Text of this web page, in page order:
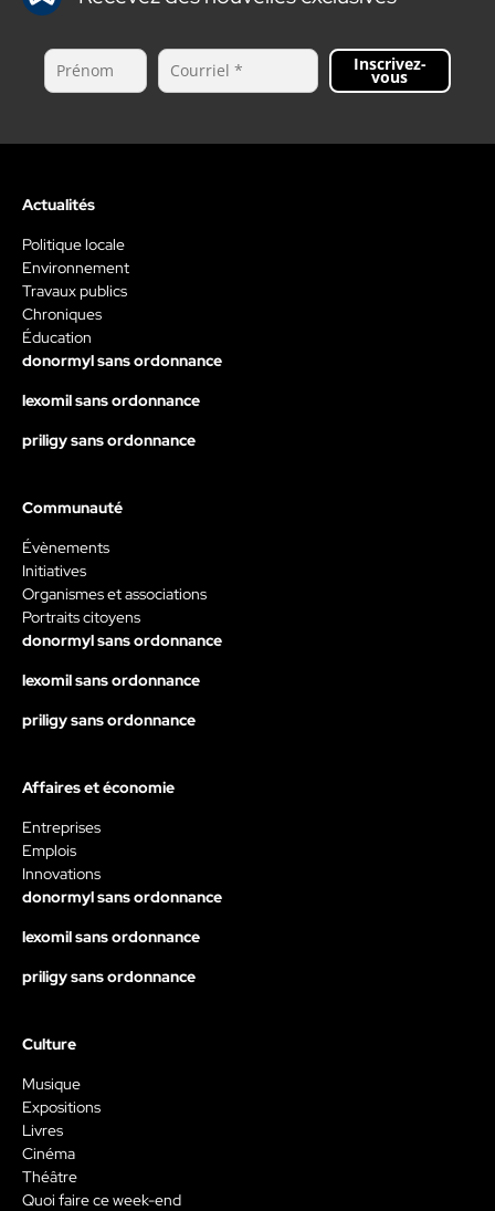
Inscrivez-
vous
Actualités
Politique locale
Environnement
Travaux publics
Chroniques
Éducation
donormyl sans ordonnance
lexomil sans ordonnance
priligy sans ordonnance
Communauté
Évènements
Initiatives
Organismes et associations
Portraits citoyens
donormyl sans ordonnance
lexomil sans ordonnance
priligy sans ordonnance
Affaires et économie
Entreprises
Emplois
Innovations
donormyl sans ordonnance
lexomil sans ordonnance
priligy sans ordonnance
Culture
Musique
Expositions
Livres
Cinéma
Théâtre
Quoi faire ce week-end